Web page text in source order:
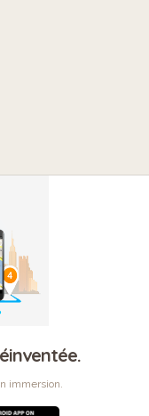
immersion.